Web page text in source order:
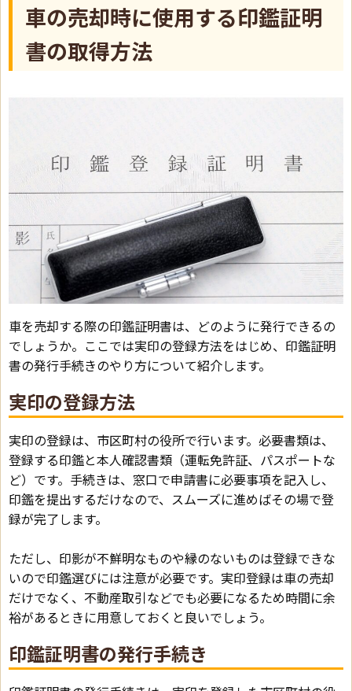
車の売却時に使用する印鑑証明
書の取得方法
車を売却する際の印鑑証明書は、どのように発行できるの
でしょうか。ここでは実印の登録方法をはじめ、印鑑証明
書の発行手続きのやり方について紹介します。
実印の登録方法
実印の登録は、市区町村の役所で行います。必要書類は、
登録する印鑑と本人確認書類（運転免許証、パスポートな
ど）です。手続きは、窓口で申請書に必要事項を記入し、
印鑑を提出するだけなので、スムーズに進めばその場で登
録が完了します。
ただし、印影が不鮮明なものや縁のないものは登録できな
いので印鑑選びには注意が必要です。実印登録は車の売却
だけでなく、不動産取引などでも必要になるため時間に余
裕があるときに用意しておくと良いでしょう。
印鑑証明書の発行手続き